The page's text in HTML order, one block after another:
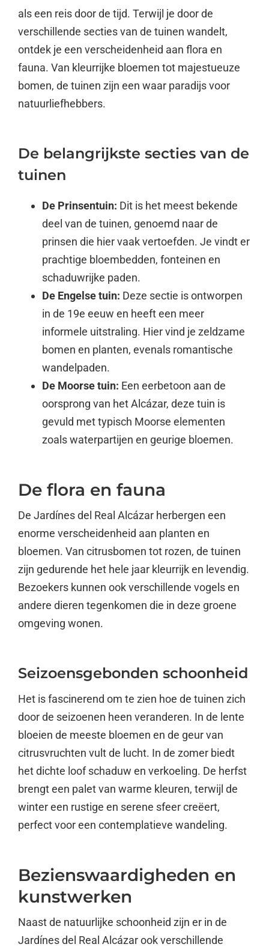
als een reis door de tijd. Terwijl je door de
verschillende secties van de tuinen wandelt,
ontdek je een verscheidenheid aan flora en
fauna. Van kleurrijke bloemen tot majestueuze
bomen, de tuinen zijn een waar paradijs voor
natuurliefhebbers.
De belangrijkste secties van de
tuinen
De Prinsentuin: Dit is het meest bekende
deel van de tuinen, genoemd naar de
prinsen die hier vaak vertoefden. Je vindt er
prachtige bloembedden, fonteinen en
schaduwrijke paden.
De Engelse tuin: Deze sectie is ontworpen
in de 19e eeuw en heeft een meer
informele uitstraling. Hier vind je zeldzame
bomen en planten, evenals romantische
wandelpaden.
De Moorse tuin: Een eerbetoon aan de
oorsprong van het Alcázar, deze tuin is
gevuld met typisch Moorse elementen
zoals waterpartijen en geurige bloemen.
De flora en fauna
De Jardínes del Real Alcázar herbergen een
enorme verscheidenheid aan planten en
bloemen. Van citrusbomen tot rozen, de tuinen
zijn gedurende het hele jaar kleurrijk en levendig.
Bezoekers kunnen ook verschillende vogels en
andere dieren tegenkomen die in deze groene
omgeving wonen.
Seizoensgebonden schoonheid
Het is fascinerend om te zien hoe de tuinen zich
door de seizoenen heen veranderen. In de lente
bloeien de meeste bloemen en de geur van
citrusvruchten vult de lucht. In de zomer biedt
het dichte loof schaduw en verkoeling. De herfst
brengt een palet van warme kleuren, terwijl de
winter een rustige en serene sfeer creëert,
perfect voor een contemplatieve wandeling.
Bezienswaardigheden en
kunstwerken
Naast de natuurlijke schoonheid zijn er in de
Jardínes del Real Alcázar ook verschillende